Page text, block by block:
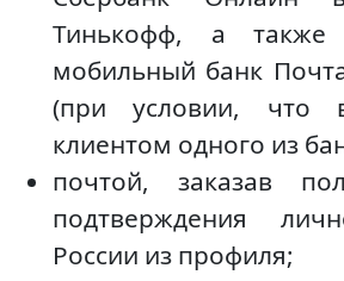
Тинькофф, а также
мобильный банк
(при условии, что
клиентом одного из
почтой, заказав
подтверждения
России из профиля;